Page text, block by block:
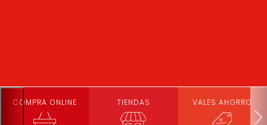
COMPRA ONLINE TIENDAS VALES AHORRO